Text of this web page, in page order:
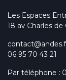
Les Espaces
18 av Charles de
06 95 70 43 21
Par téléphone :